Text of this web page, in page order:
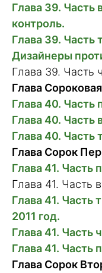
Глава 39. Часть
контроль.
Глава 39. Часть
Дизайнеры
Глава 39. Часть
Глава
Глава 40. Часть
Глава 40. Часть
Глава 40. Часть
Глава Сорок
Глава 41. Часть
Глава 41. Часть
Глава 41. Часть
2011 год.
Глава 41. Часть
Глава 41. Часть
Глава Сорок